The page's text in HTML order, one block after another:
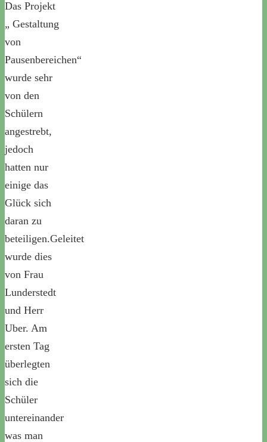
Das Projekt
„ Gestaltung
von
Pausenbereichen“
wurde sehr
von den
Schülern
angestrebt,
jedoch
hatten nur
einige das
Glück sich
daran zu
beteiligen.Geleitet
wurde dies
von Frau
Lunderstedt
und Herr
Uber. Am
ersten Tag
überlegten
sich die
Schüler
untereinander
was man